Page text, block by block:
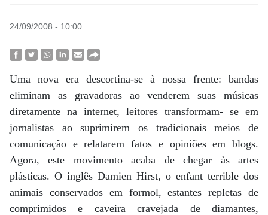
24/09/2008 - 10:00
Uma nova era descortina-se à nossa frente: bandas
eliminam as gravadoras ao venderem suas músicas
diretamente na internet, leitores transformam- se em
jornalistas ao suprimirem os tradicionais meios de
comunicação e relatarem fatos e opiniões em blogs.
Agora, este movimento acaba de chegar às artes
plásticas. O inglês Damien Hirst, o enfant terrible dos
animais conservados em formol, estantes repletas de
comprimidos e caveira cravejada de diamantes,